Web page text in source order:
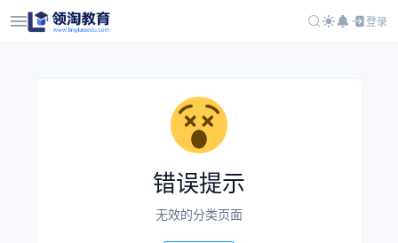
登录
错误提示
无效的分类页面